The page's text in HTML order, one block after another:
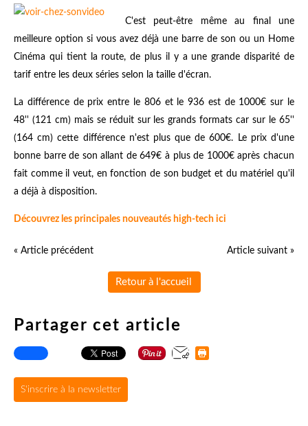
C'est peut-être même au final une
meilleure option si vous avez déjà une barre de son ou un Home
Cinéma qui tient la route, de plus il y a une grande disparité de
tarif entre les deux séries selon la taille d'écran.
La différence de prix entre le 806 et le 936 est de 1000€ sur le
48'' (121 cm) mais se réduit sur les grands formats car sur le 65''
(164 cm) cette différence n'est plus que de 600€. Le prix d'une
bonne barre de son allant de 649€ à plus de 1000€ après chacun
fait comme il veut, en fonction de son budget et du matériel qu'il
a déjà à disposition.
Découvrez les principales nouveautés high-tech ici
« Article précédent Article suivant »
Retour à l'accueil
Partager cet article
S'inscrire à la newsletter